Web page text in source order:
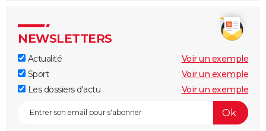
NEWSLETTERS
Actualité
Voir un exemple
Sport
Voir un exemple
Les dossiers d'actu
Voir un exemple